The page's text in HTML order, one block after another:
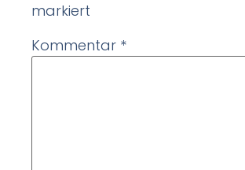
markiert
Kommentar *